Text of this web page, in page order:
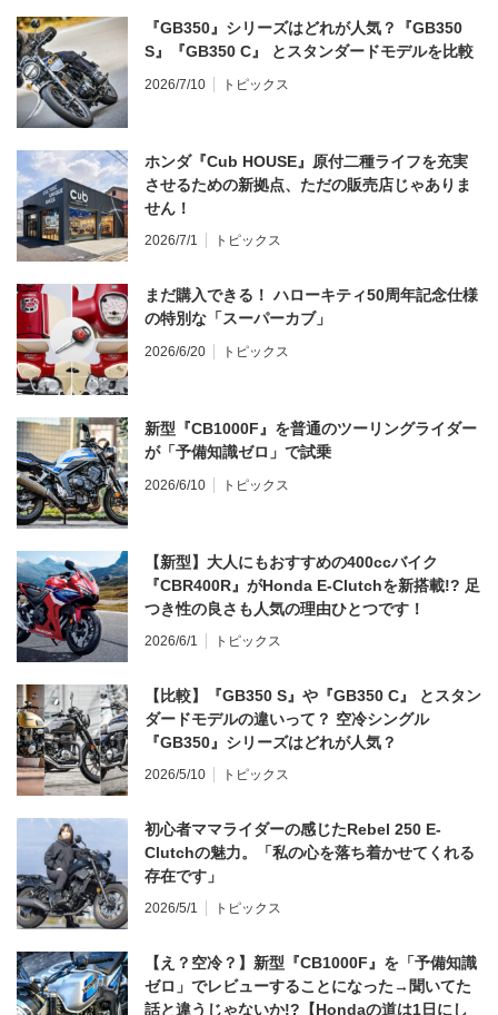
『GB350』シリーズはどれが人気？『GB350
S』『GB350 C』 とスタンダードモデルを比較
2026/7/10 トピックス
ホンダ『Cub HOUSE』原付二種ライフを充実
させるための新拠点、ただの販売店じゃありま
せん！
2026/7/1 トピックス
まだ購入できる！ ハローキティ50周年記念仕様
の特別な「スーパーカブ」
2026/6/20 トピックス
新型『CB1000F』を普通のツーリングライダー
が「予備知識ゼロ」で試乗
2026/6/10 トピックス
【新型】大人にもおすすめの400ccバイク
『CBR400R』がHonda E-Clutchを新搭載!? 足
つき性の良さも人気の理由ひとつです！
2026/6/1 トピックス
【比較】『GB350 S』や『GB350 C』 とスタン
ダードモデルの違いって？ 空冷シングル
『GB350』シリーズはどれが人気？
2026/5/10 トピックス
初心者ママライダーの感じたRebel 250 E-
Clutchの魅力。「私の心を落ち着かせてくれる
存在です」
2026/5/1 トピックス
【え？空冷？】新型『CB1000F』を「予備知識
ゼロ」でレビューすることになった→聞いてた
話と違うじゃないか!?【Hondaの道は1日にし